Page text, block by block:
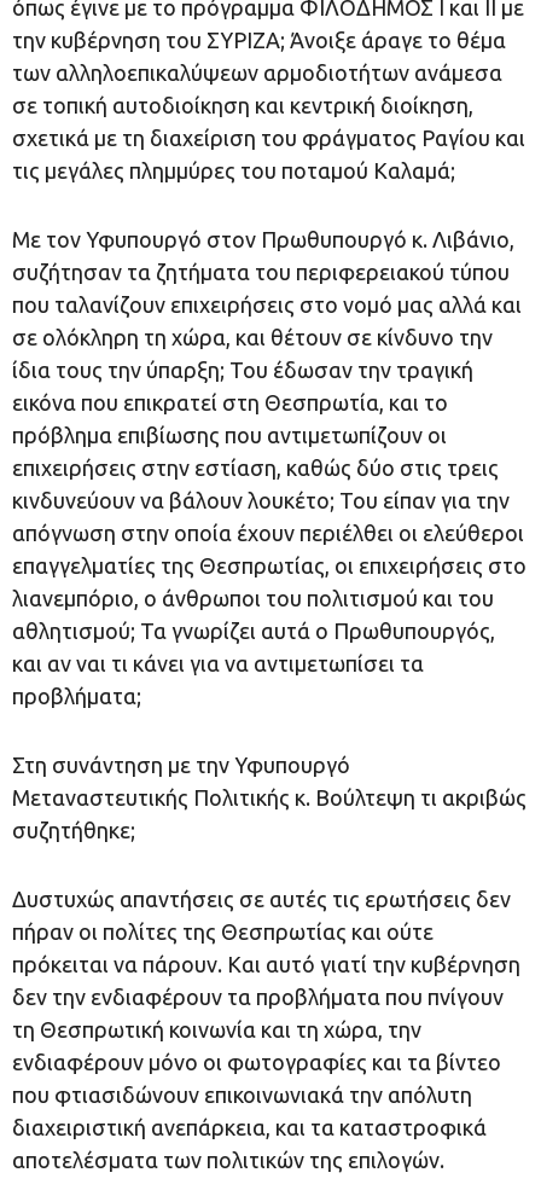
όπως έγινε με το πρόγραμμα ΦΙΛΟΔΗΜΟΣ Ι και ΙΙ με
την κυβέρνηση του ΣΥΡΙΖΑ; Άνοιξε άραγε το θέμα
των αλληλοεπικαλύψεων αρμοδιοτήτων ανάμεσα
σε τοπική αυτοδιοίκηση και κεντρική διοίκηση,
σχετικά με τη διαχείριση του φράγματος Ραγίου και
τις μεγάλες πλημμύρες του ποταμού Καλαμά;
Με τον Υφυπουργό στον Πρωθυπουργό κ. Λιβάνιο,
συζήτησαν τα ζητήματα του περιφερειακού τύπου
που ταλανίζουν επιχειρήσεις στο νομό μας αλλά και
σε ολόκληρη τη χώρα, και θέτουν σε κίνδυνο την
ίδια τους την ύπαρξη; Του έδωσαν την τραγική
εικόνα που επικρατεί στη Θεσπρωτία, και το
πρόβλημα επιβίωσης που αντιμετωπίζουν οι
επιχειρήσεις στην εστίαση, καθώς δύο στις τρεις
κινδυνεύουν να βάλουν λουκέτο; Του είπαν για την
απόγνωση στην οποία έχουν περιέλθει οι ελεύθεροι
επαγγελματίες της Θεσπρωτίας, οι επιχειρήσεις στο
λιανεμπόριο, ο άνθρωποι του πολιτισμού και του
αθλητισμού; Τα γνωρίζει αυτά ο Πρωθυπουργός,
και αν ναι τι κάνει για να αντιμετωπίσει τα
προβλήματα;
Στη συνάντηση με την Υφυπουργό
Μεταναστευτικής Πολιτικής κ. Βούλτεψη τι ακριβώς
συζητήθηκε;
Δυστυχώς απαντήσεις σε αυτές τις ερωτήσεις δεν
πήραν οι πολίτες της Θεσπρωτίας και ούτε
πρόκειται να πάρουν. Και αυτό γιατί την κυβέρνηση
δεν την ενδιαφέρουν τα προβλήματα που πνίγουν
τη Θεσπρωτική κοινωνία και τη χώρα, την
ενδιαφέρουν μόνο οι φωτογραφίες και τα βίντεο
που φτιασιδώνουν επικοινωνιακά την απόλυτη
διαχειριστική ανεπάρκεια, και τα καταστροφικά
αποτελέσματα των πολιτικών της επιλογών.